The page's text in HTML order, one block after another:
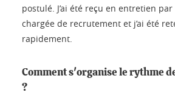
postulé. J’ai été reçu en entretien
chargée de recrutement et j’ai été
rapidement.
Comment s'organise le rythme
?